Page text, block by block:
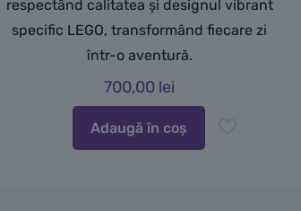
respectând calitatea și designul vibrant
specific LEGO, transformând fiecare zi
într-o aventură.
700,00 lei
Adaugă în coș